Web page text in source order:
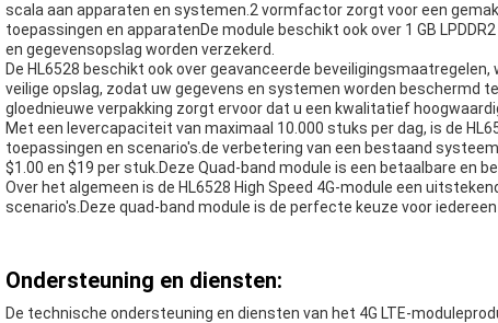
scala aan apparaten en systemen.2 vormfactor zorgt voor een
toepassingen en apparatenDe module beschikt ook over 1 GB
en gegevensopslag worden verzekerd.
De HL6528 beschikt ook over geavanceerde
veilige opslag, zodat uw gegevens en systemen worden beschermd
gloednieuwe verpakking zorgt ervoor dat u een kwalitatief
Met een levercapaciteit van maximaal 10.000 stuks per dag, is de
toepassingen en scenario's.de verbetering van een bestaand
$1.00 en $19 per stuk.Deze Quad-band module is een betaalbare en
Over het algemeen is de HL6528 High Speed 4G-module een
scenario's.Deze quad-band module is de perfecte keuze voor
Ondersteuning en diensten:
De technische ondersteuning en diensten van het 4G LTE-